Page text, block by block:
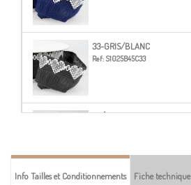
33-GRIS/BLANC
Ref: S1025B45C33
51-ÉCRU/ROUGE
Info Tailles et Conditionnements Fiche technique